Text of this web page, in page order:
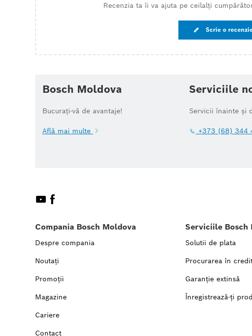
Recenzia ta îi va ajuta pe ceilalți
Scrie o
Bosch Moldova
Bucurați-vă de avantaje!
Află mai multe
Serviciile
Servicii înainte și
+373 (68) 344
Compania Bosch Moldova
Despre compania
Noutați
Promoții
Magazine
Cariere
Contact
Serviciile Bosch
Solutii de plata
Procurarea în
Garanție extinsă
Înregistrează-ți